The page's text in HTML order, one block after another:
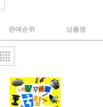
판매순위 상품명